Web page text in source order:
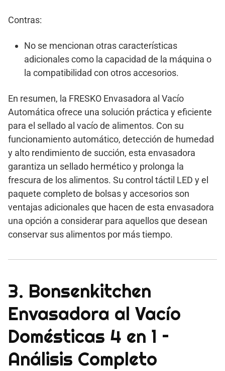
Contras:
No se mencionan otras características
adicionales como la capacidad de la máquina o
la compatibilidad con otros accesorios.
En resumen, la FRESKO Envasadora al Vacío
Automática ofrece una solución práctica y eficiente
para el sellado al vacío de alimentos. Con su
funcionamiento automático, detección de humedad
y alto rendimiento de succión, esta envasadora
garantiza un sellado hermético y prolonga la
frescura de los alimentos. Su control táctil LED y el
paquete completo de bolsas y accesorios son
ventajas adicionales que hacen de esta envasadora
una opción a considerar para aquellos que desean
conservar sus alimentos por más tiempo.
3. Bonsenkitchen
Envasadora al Vacío
Domésticas 4 en 1 –
Análisis Completo